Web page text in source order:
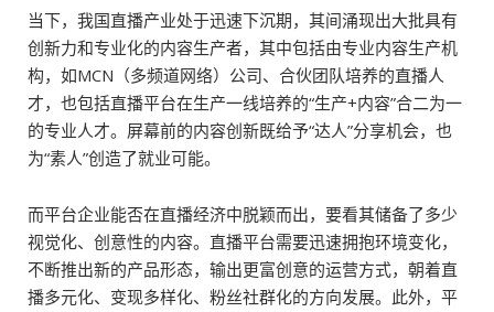
当下，我国直播产业处于迅速下沉期，其间涌现出大批具有
创新力和专业化的内容生产者，其中包括由专业内容生产机
构，如MCN（多频道网络）公司、合伙团队培养的直播人
才，也包括直播平台在生产一线培养的“生产+内容”合二为一
的专业人才。屏幕前的内容创新既给予“达人”分享机会，也
为“素人”创造了就业可能。
而平台企业能否在直播经济中脱颖而出，要看其储备了多少
视觉化、创意性的内容。直播平台需要迅速拥抱环境变化，
不断推出新的产品形态，输出更富创意的运营方式，朝着直
播多元化、变现多样化、粉丝社群化的方向发展。此外，平